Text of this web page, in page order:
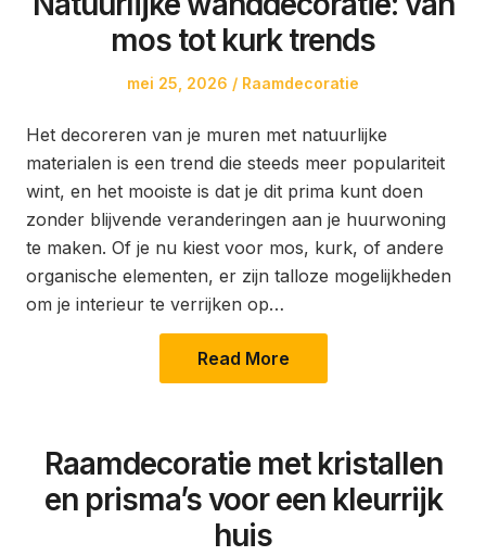
mos tot kurk trends
Posted
mei 25, 2026
Posted
Raamdecoratie
Het decoreren van je muren met natuurlijke
materialen is een trend die steeds meer populariteit
wint, en het mooiste is dat je dit prima kunt doen
zonder blijvende veranderingen aan je huurwoning
te maken. Of je nu kiest voor mos, kurk, of andere
organische elementen, er zijn talloze mogelijkheden
om je interieur te verrijken op…
Read More
Raamdecoratie met kristallen
en prisma’s voor een kleurrijk
huis